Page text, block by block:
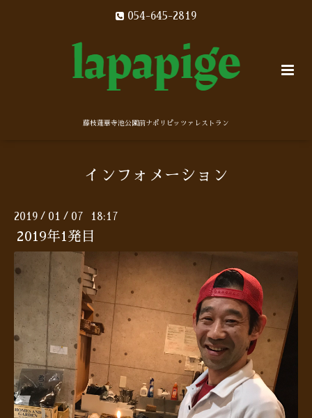
054-645-2819
藤枝蓮華寺池公園前ナポリピッツァレストラン
インフォメーション
2019 / 01 / 07 18:17
2019年1発目